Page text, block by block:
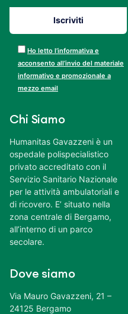
Ho letto l’informativa e
acconsento all’invio del materiale
informativo e promozionale a
mezzo email
Chi Siamo
Humanitas Gavazzeni è un
ospedale polispecialistico
privato accreditato con il
Servizio Sanitario Nazionale
per le attività ambulatoriali e
di ricovero. E’ situato nella
zona centrale di Bergamo,
all’interno di un parco
secolare.
Dove siamo
Via Mauro Gavazzeni, 21 –
24125 Bergamo